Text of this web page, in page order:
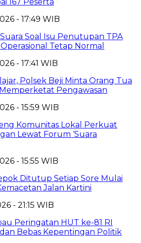
- 17:49 WIB
Soal Isu Penutupan TPA
Tetap Normal
- 17:41 WIB
Polsek Beji Minta Orang Tua
Pengawasan
- 15:59 WIB
Komunitas Lokal Perkuat
Lewat Forum ‘Suara
- 15:55 WIB
Ditutup Setiap Sore Mulai
Jalan Kartini
- 21:15 WIB
Peringatan HUT ke-81 RI
Bebas Kepentingan Politik